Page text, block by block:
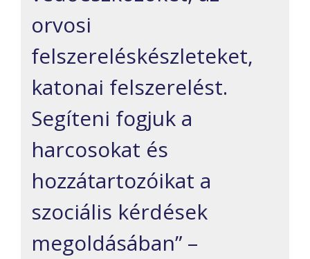
orvosi
felszereléskészleteket,
katonai felszerelést.
Segíteni fogjuk a
harcosokat és
hozzátartozóikat a
szociális kérdések
megoldásában” –